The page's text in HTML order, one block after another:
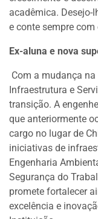
acadêmica. Desejo-
e conte sempre com
Ex-aluna e nova
Com a mudança
Infraestrutura e
transição. A
que anteriormente
cargo no lugar de
iniciativas de
Engenharia
Segurança do
promete fortalecer
excelência e